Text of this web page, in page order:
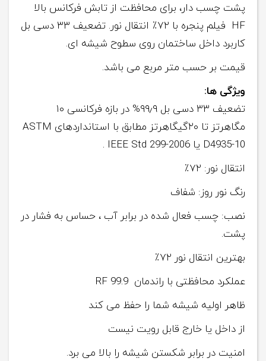
پشت چسب دار، برای محافظت از تابش فرکانس بالا
HF فیلم پنجره با ۷۲٪ انتقال نور. تضعیف ۳۳ دسی بل
کاربرد داخل ساختمان روی سطوح شیشه ای.
قیمت بر حسب متر مربع می باشد.
ویژگی ها:
تضعیف ۳۳ دسی بل ۹۹٫۹% در بازه فرکانسی ۱۰
مگاهرتز تا ۲۰گیگاهرتز مطابق با استانداردهای ASTM
D4935-10 یا IEEE Std 299-2006 .
انتقال نور: ۷۲٪
رنگ نور روز: شفاف
نصب: چسب فعال شده در برابر آب ، حساس به فشار در
پشت.
بهترین انتقال نور ۷۲٪
عملکرد محافظتی با راندمان RF 99.9
ظاهر اولیه شیشه شما را حفظ می کند
از داخل یا خارج قابل رویت نیست
امنیت در برابر شکستن شیشه را بالا می برد.